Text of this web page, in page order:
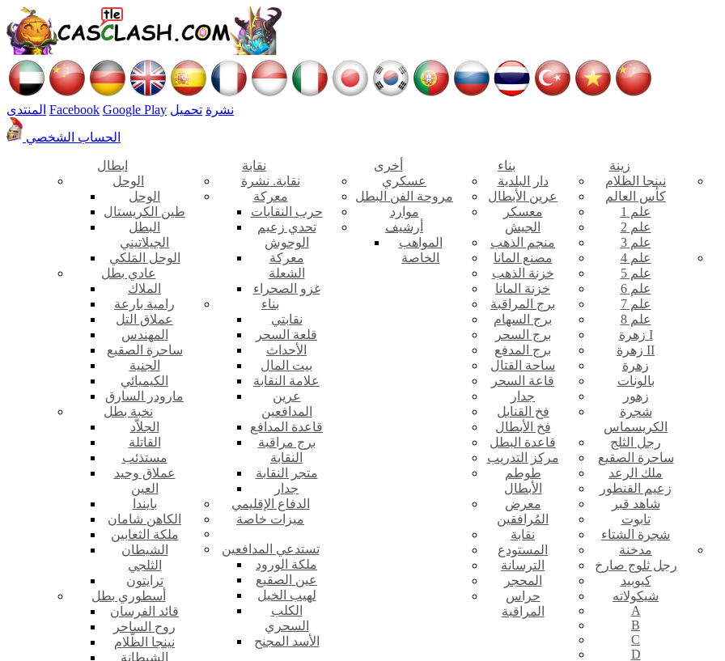
المنتدى Facebook Google Play نشرة تحميل
الحساب الشخصي
ابطال
الوحل
الوحل
طين الكريستال
البطل
الجيلاتيني
الوحل المَلكي
عادي بطل
الملاك
رامية بارعة
عملاق التل
المهندس
ساحرة الصقيع
الجنية
الكيميائي
مارودر السارق
نخبة بطل
الجلاّد
القاتلة
مستذئب
عملاق وحيد
العين
بايندا
الكاهن شامان
ملكة الثعابين
الشيطان
الثلجي
ترايتون
أسطوري بطل
قائد الفرسان
روح الساحر
نينجا الظّلام
الشيطانة
نقابة
نقابة. نشرة
معركة
حرب النقابات
تحدي زعيم
الوحوش
معركة
الشعلة
غزو الصحراء
بناء
نقابتي
قلعة السحر
الأحداث
بيت المال
علامة النقابة
عرين
المدافعين
قاعدة المدافع
برج مراقبة
النقابة
متجر النقابة
جدار
الدفاع الإقليمي
ميزات خاصة
تستدعي المدافعين
ملكة الورود
عين الصقيع
لهيب الخيل
الكلب
السحري
الأسد المجنح
أخرى
عسكري
مروحة الفن البطل
موارد
أرشيف
المواهب
الخاصة
بناء
دار البلدية
عرين الأبطال
معسكر
الجيش
منجم الذهب
مصنع المانا
خزنة الذهب
خزنة المانا
برج المراقبة
برج السهام
برج السحر
برج المدفع
ساحة القتال
قاعة السحر
جدار
فخ القنابل
فخ الأبطال
قاعدة البطل
مركز التدريب
طوطم
الأبطال
معرض
المُرافقين
نقابة
المستودع
الترسانة
المحجر
حراس
المراقبة
زينة
نينجا الظلام
كأس العالم
علم 1
علم 2
علم 3
علم 4
علم 5
علم 6
علم 7
علم 8
زهرة I
زهرة II
زهرة
بالونات
زهور
شجرة
الكريسماس
رجل الثلج
ساحرة الصقيع
ملك الرعد
زعيم القنطور
شاهد قبر
تابوت
شجرة الشتاء
مدخنة
رجل ثلوج صارخ
كيوبيد
شيكولاته
A
B
C
D